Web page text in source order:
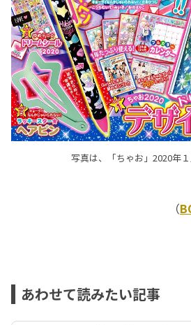
写真は、「ちゃお」2020年
（
あわせて読みたい記事